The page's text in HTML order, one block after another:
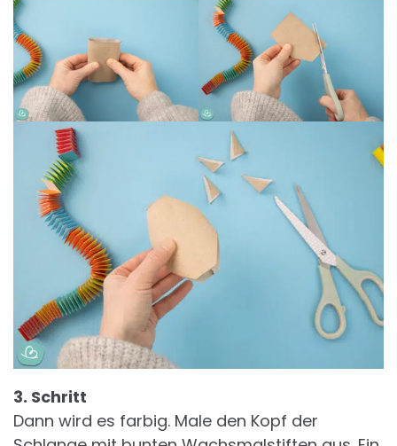
3. Schritt
Dann wird es farbig. Male den Kopf der